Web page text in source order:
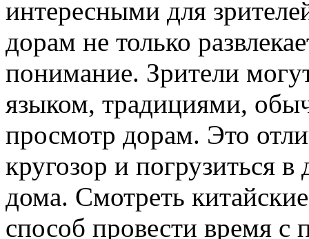
интересными для
дорам не только
понимание. Зрители
языком, традициями,
просмотр дорам. Это
кругозор и погрузиться
дома. Смотреть
способ провести время с